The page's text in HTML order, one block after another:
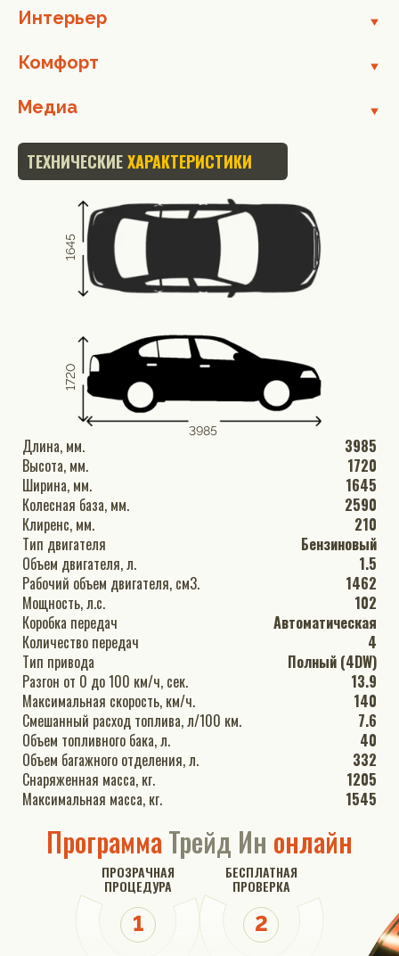
Интерьер
Комфорт
Медиа
ТЕХНИЧЕСКИЕХАРАКТЕРИСТИКИ
3985
1720
1645
Длина, мм.
3985
Высота, мм.
1720
Ширина, мм.
1645
Колесная база, мм.
2590
Клиренс, мм.
210
Тип двигателя
Бензиновый
Объем двигателя, л.
1.5
Рабочий объем двигателя, см3.
1462
Мощность, л.с.
102
Коробка передач
Автоматическая
Количество передач
4
Тип привода
Полный (4DW)
Разгон от 0 до 100 км/ч, сек.
13.9
Максимальная скорость, км/ч.
140
Смешанный расход топлива, л/100 км.
7.6
Объем топливного бака, л.
40
Объем багажного отделения, л.
332
Снаряженная масса, кг.
1205
Максимальная масса, кг.
1545
ПрограммаТрейд Ин онлайн
ПРОЗРАЧНАЯ
ПРОЦЕДУРА
БЕСПЛАТНАЯ
ПРОВЕРКА